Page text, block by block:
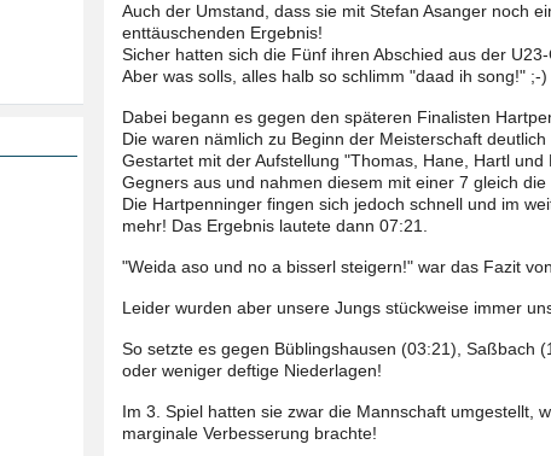
Auch der Umstand, dass sie mit Stefan Asanger noch
enttäuschenden Ergebnis!
Sicher hatten sich die Fünf ihren Abschied aus der
Aber was solls, alles halb so schlimm "daad ih song!" ;-)
Dabei begann es gegen den späteren Finalisten
Die waren nämlich zu Beginn der Meisterschaft
Gestartet mit der Aufstellung "Thomas, Hane, Hartl
Gegners aus und nahmen diesem mit einer 7 gleich die
Die Hartpenninger fingen sich jedoch schnell und im
mehr! Das Ergebnis lautete dann 07:21.
"Weida aso und no a bisserl steigern!" war das Fazit
Leider wurden aber unsere Jungs stückweise immer
So setzte es gegen Büblingshausen (03:21), Saßbach
oder weniger deftige Niederlagen!
Im 3. Spiel hatten sie zwar die Mannschaft umgestellt,
marginale Verbesserung brachte!